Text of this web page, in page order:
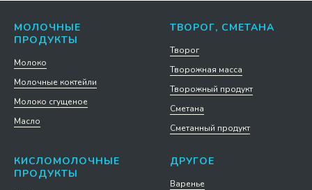
МОЛОЧНЫЕ
ПРОДУКТЫ
Молоко
Молочные коктейли
Молоко сгущеное
Масло
ТВОРОГ, СМЕТАНА
Творог
Творожная масса
Творожный продукт
Сметана
Сметанный продукт
КИСЛОМОЛОЧНЫЕ
ПРОДУКТЫ
ДРУГОЕ
Варенье